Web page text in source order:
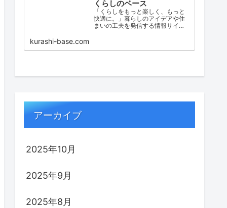
くらしのベース
「くらしをもっと楽しく、もっと
快適に。」暮らしのアイデアや住
まいの工夫を発信する情報サイ
kurashi-base.com
アーカイブ
2025年10月
2025年9月
2025年8月